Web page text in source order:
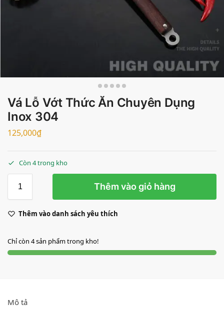
Vá Lỗ Vớt Thức Ăn Chuyên Dụng
Inox 304
125,000₫
Còn 4 trong kho
Thêm vào giỏ hàng
Thêm vào danh sách yêu thích
Chỉ còn 4 sản phẩm trong kho!
Mô tả